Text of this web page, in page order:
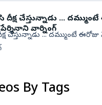
... దమ్ముంటే ఈరోజు
వార్నింగ్
ఈరోజు వెళ్లు.. బోండా
By Tags